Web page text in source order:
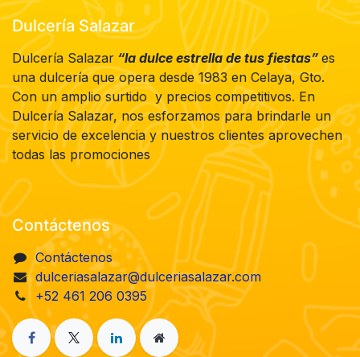
Dulcería Salazar
Dulcería Salazar “la dulce estrella de tus fiestas”es
una dulcería que opera desde 1983 en Celaya, Gto.
Con un amplio surtido y precios competitivos. En
Dulcería Salazar, nos esforzamos para brindarle un
servicio de excelencia y nuestros clientes aprovechen
todas las promociones
Contáctenos
Contáctenos
dulceriasalazar@dulceriasalazar.com
+52 461 206 0395